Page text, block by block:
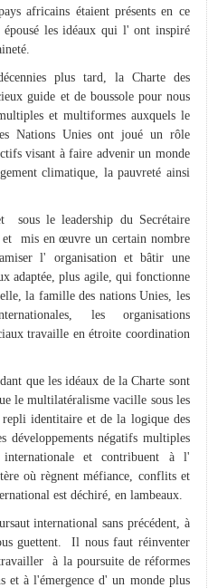
africains étaient présents en ce
les idéaux qui l' ont inspiré
plus tard, la Charte des
guide et de boussole pour nous
et multiformes auxquels le
Nations Unies ont joué un rôle
visant à faire advenir un monde
climatique, la pauvreté ainsi
sous le leadership du Secrétaire
et mis en œuvre un certain nombre
l' organisation et bâtir une
adaptée, plus agile, qui fonctionne
la famille des nations Unies, les
les organisations
travaille en étroite coordination
que les idéaux de la Charte sont
le multilatéralisme vacille sous les
identitaire et de la logique des
développements négatifs multiples
et contribuent à l'
où règnent méfiance, conflits et
est déchiré, en lambeaux.
international sans précédent, à
guettent. Il nous faut réinventer
à la poursuite de réformes
et à l'émergence d' un monde plus